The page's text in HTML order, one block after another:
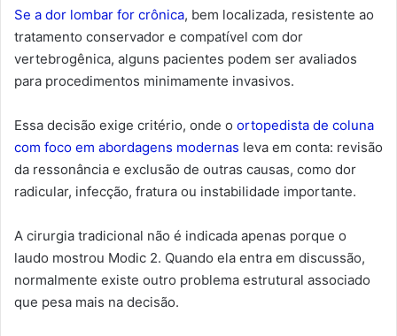
Se a dor lombar for crônica, bem localizada, resistente ao
tratamento conservador e compatível com dor
vertebrogênica, alguns pacientes podem ser avaliados
para procedimentos minimamente invasivos.
Essa decisão exige critério, onde o ortopedista de coluna
com foco em abordagens modernas leva em conta: revisão
da ressonância e exclusão de outras causas, como dor
radicular, infecção, fratura ou instabilidade importante.
A cirurgia tradicional não é indicada apenas porque o
laudo mostrou Modic 2. Quando ela entra em discussão,
normalmente existe outro problema estrutural associado
que pesa mais na decisão.